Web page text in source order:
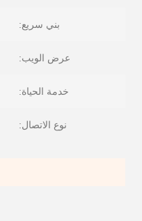
بني سريع:
عرض الويب:
خدمة الحياة:
نوع الاتصال: